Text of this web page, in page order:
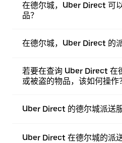
在德尔城，Uber Direct 可
品？
在德尔城，Uber Direct 的
若要在查询 Uber Direct 在
或被盗的物品，该如何操作
Uber Direct 的德尔城派送
Uber Direct 在德尔城的派